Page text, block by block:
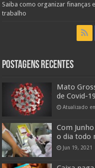
Saiba como organizar finanças
trabalho
Postagens Recentes
Mato
de Covid-
Atualizado
Com
o dia todo
Jun 19, 2021